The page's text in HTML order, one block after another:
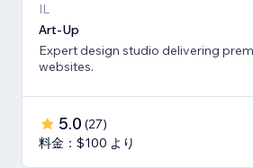
IL
Art-Up
Expert design studio delivering
websites.
5.0 (27)
料金：$100 より